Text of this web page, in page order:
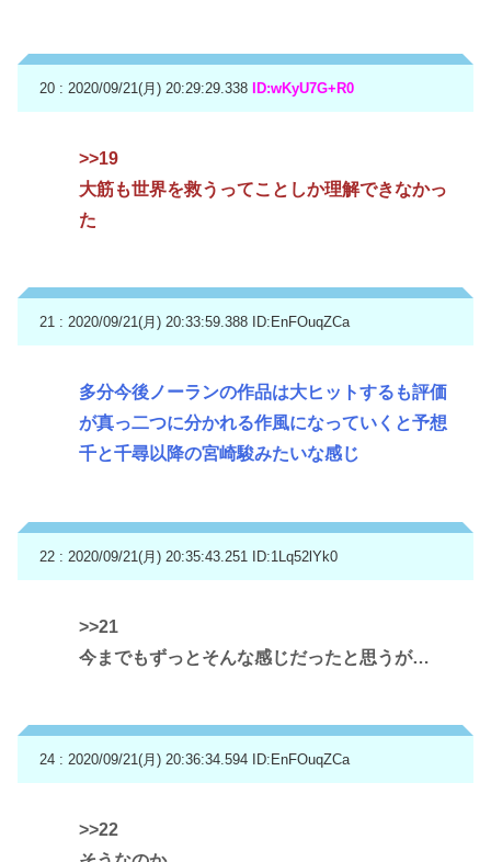
20 : 2020/09/21(月) 20:29:29.338 ID:wKyU7G+R0
>>19
大筋も世界を救うってことしか理解できなかっ
た
21 : 2020/09/21(月) 20:33:59.388 ID:EnFOuqZCa
多分今後ノーランの作品は大ヒットするも評価
が真っ二つに分かれる作風になっていくと予想
千と千尋以降の宮崎駿みたいな感じ
22 : 2020/09/21(月) 20:35:43.251 ID:1Lq52lYk0
>>21
今までもずっとそんな感じだったと思うが…
24 : 2020/09/21(月) 20:36:34.594 ID:EnFOuqZCa
>>22